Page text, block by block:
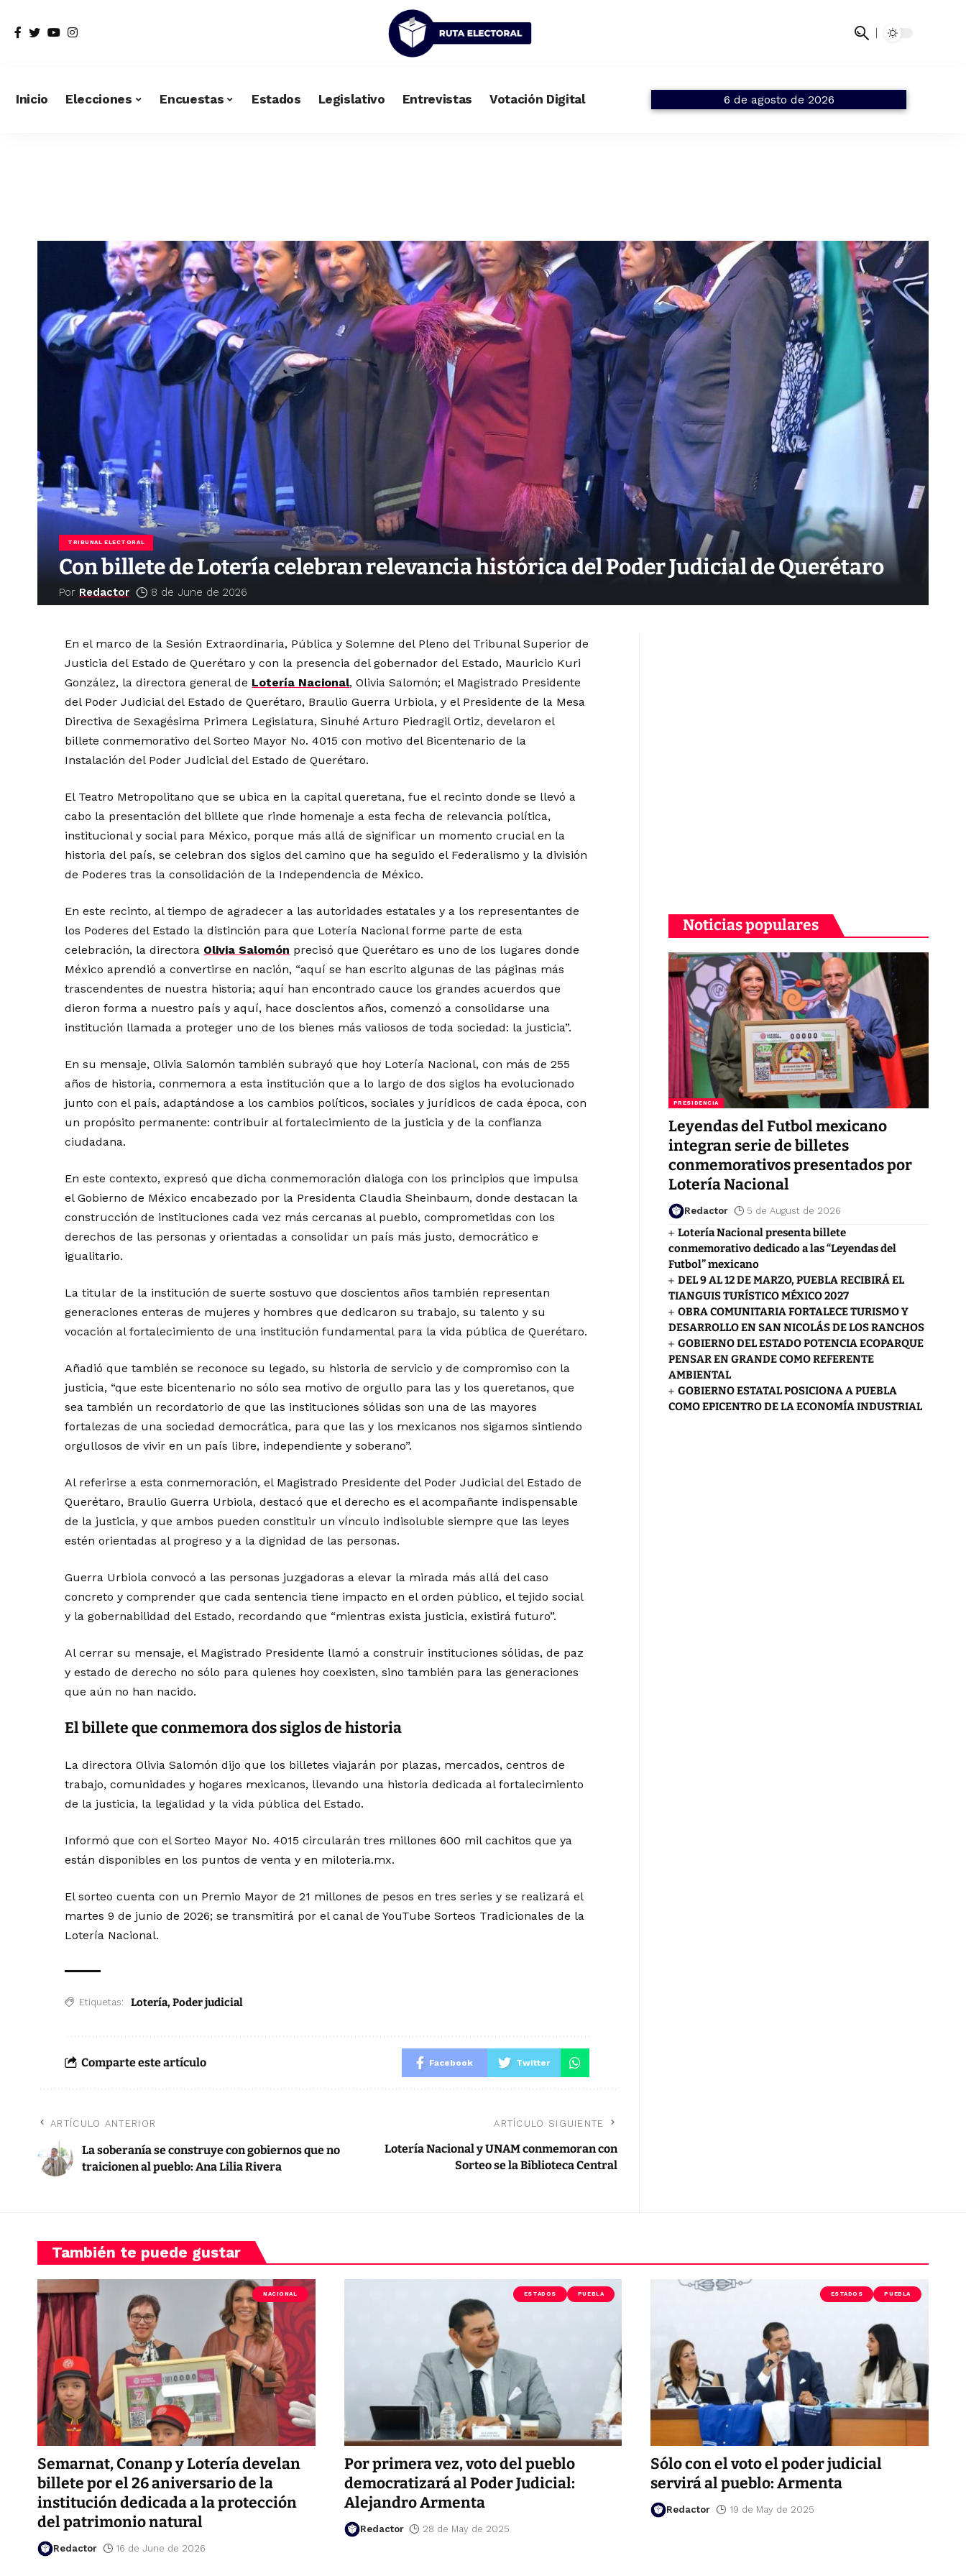
Inicio Elecciones Encuestas Estados Legislativo Entrevistas Votación Digital 6 de agosto de 2026
TRIBUNAL ELECTORAL
Con billete de Lotería celebran relevancia histórica del Poder Judicial de Querétaro
Por Redactor 8 de June de 2026
En el marco de la Sesión Extraordinaria, Pública y Solemne del Pleno del Tribunal Superior de
Justicia del Estado de Querétaro y con la presencia del gobernador del Estado, Mauricio Kuri
González, la directora general de Lotería Nacional, Olivia Salomón; el Magistrado Presidente
del Poder Judicial del Estado de Querétaro, Braulio Guerra Urbiola, y el Presidente de la Mesa
Directiva de Sexagésima Primera Legislatura, Sinuhé Arturo Piedragil Ortiz, develaron el
billete conmemorativo del Sorteo Mayor No. 4015 con motivo del Bicentenario de la
Instalación del Poder Judicial del Estado de Querétaro.
El Teatro Metropolitano que se ubica en la capital queretana, fue el recinto donde se llevó a
cabo la presentación del billete que rinde homenaje a esta fecha de relevancia política,
institucional y social para México, porque más allá de significar un momento crucial en la
historia del país, se celebran dos siglos del camino que ha seguido el Federalismo y la división
de Poderes tras la consolidación de la Independencia de México.
En este recinto, al tiempo de agradecer a las autoridades estatales y a los representantes de
los Poderes del Estado la distinción para que Lotería Nacional forme parte de esta
celebración, la directora Olivia Salomón precisó que Querétaro es uno de los lugares donde
México aprendió a convertirse en nación, “aquí se han escrito algunas de las páginas más
trascendentes de nuestra historia; aquí han encontrado cauce los grandes acuerdos que
dieron forma a nuestro país y aquí, hace doscientos años, comenzó a consolidarse una
institución llamada a proteger uno de los bienes más valiosos de toda sociedad: la justicia”.
En su mensaje, Olivia Salomón también subrayó que hoy Lotería Nacional, con más de 255
años de historia, conmemora a esta institución que a lo largo de dos siglos ha evolucionado
junto con el país, adaptándose a los cambios políticos, sociales y jurídicos de cada época, con
un propósito permanente: contribuir al fortalecimiento de la justicia y de la confianza
ciudadana.
En este contexto, expresó que dicha conmemoración dialoga con los principios que impulsa
el Gobierno de México encabezado por la Presidenta Claudia Sheinbaum, donde destacan la
construcción de instituciones cada vez más cercanas al pueblo, comprometidas con los
derechos de las personas y orientadas a consolidar un país más justo, democrático e
igualitario.
La titular de la institución de suerte sostuvo que doscientos años también representan
generaciones enteras de mujeres y hombres que dedicaron su trabajo, su talento y su
vocación al fortalecimiento de una institución fundamental para la vida pública de Querétaro.
Añadió que también se reconoce su legado, su historia de servicio y de compromiso con la
justicia, “que este bicentenario no sólo sea motivo de orgullo para las y los queretanos, que
sea también un recordatorio de que las instituciones sólidas son una de las mayores
fortalezas de una sociedad democrática, para que las y los mexicanos nos sigamos sintiendo
orgullosos de vivir en un país libre, independiente y soberano”.
Al referirse a esta conmemoración, el Magistrado Presidente del Poder Judicial del Estado de
Querétaro, Braulio Guerra Urbiola, destacó que el derecho es el acompañante indispensable
de la justicia, y que ambos pueden constituir un vínculo indisoluble siempre que las leyes
estén orientadas al progreso y a la dignidad de las personas.
Guerra Urbiola convocó a las personas juzgadoras a elevar la mirada más allá del caso
concreto y comprender que cada sentencia tiene impacto en el orden público, el tejido social
y la gobernabilidad del Estado, recordando que “mientras exista justicia, existirá futuro”.
Al cerrar su mensaje, el Magistrado Presidente llamó a construir instituciones sólidas, de paz
y estado de derecho no sólo para quienes hoy coexisten, sino también para las generaciones
que aún no han nacido.
El billete que conmemora dos siglos de historia
La directora Olivia Salomón dijo que los billetes viajarán por plazas, mercados, centros de
trabajo, comunidades y hogares mexicanos, llevando una historia dedicada al fortalecimiento
de la justicia, la legalidad y la vida pública del Estado.
Informó que con el Sorteo Mayor No. 4015 circularán tres millones 600 mil cachitos que ya
están disponibles en los puntos de venta y en miloteria.mx.
El sorteo cuenta con un Premio Mayor de 21 millones de pesos en tres series y se realizará el
martes 9 de junio de 2026; se transmitirá por el canal de YouTube Sorteos Tradicionales de la
Lotería Nacional.
Etiquetas: Lotería,Poder judicial
Comparte este artículo Facebook Twitter
ARTÍCULO ANTERIOR
La soberanía se construye con gobiernos que no
traicionen al pueblo: Ana Lilia Rivera
ARTÍCULO SIGUIENTE
Lotería Nacional y UNAM conmemoran con
Sorteo se la Biblioteca Central
Noticias populares
PRESIDENCIA
Leyendas del Futbol mexicano
integran serie de billetes
conmemorativos presentados por
Lotería Nacional
Redactor 5 de August de 2026
Lotería Nacional presenta billete
conmemorativo dedicado a las “Leyendas del
Futbol” mexicano
DEL 9 AL 12 DE MARZO, PUEBLA RECIBIRÁ EL
TIANGUIS TURÍSTICO MÉXICO 2027
OBRA COMUNITARIA FORTALECE TURISMO Y
DESARROLLO EN SAN NICOLÁS DE LOS RANCHOS
GOBIERNO DEL ESTADO POTENCIA ECOPARQUE
PENSAR EN GRANDE COMO REFERENTE
AMBIENTAL
GOBIERNO ESTATAL POSICIONA A PUEBLA
COMO EPICENTRO DE LA ECONOMÍA INDUSTRIAL
También te puede gustar
NACIONAL
Semarnat, Conanp y Lotería develan
billete por el 26 aniversario de la
institución dedicada a la protección
del patrimonio natural
Redactor 16 de June de 2026
ESTADOS PUEBLA
Por primera vez, voto del pueblo
democratizará al Poder Judicial:
Alejandro Armenta
Redactor 28 de May de 2025
ESTADOS PUEBLA
Sólo con el voto el poder judicial
servirá al pueblo: Armenta
Redactor 19 de May de 2025